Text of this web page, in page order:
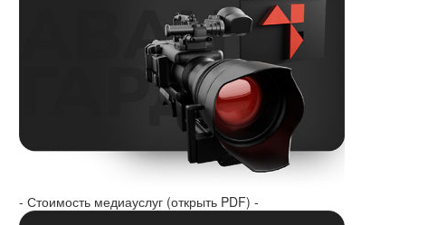
- Стоимость медиауслуг (открыть PDF) -